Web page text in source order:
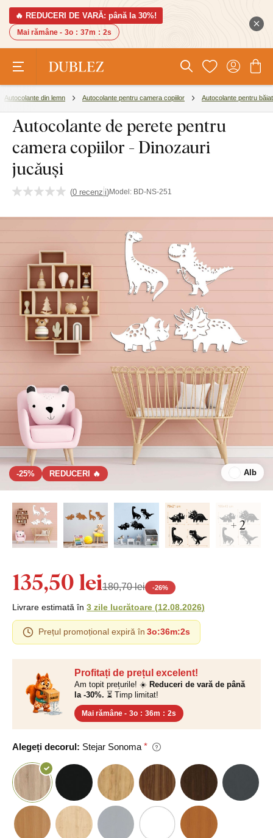
🔥 REDUCERI DE VARĂ: până la 30%!
Mai rămâne - 3o : 37m : 1s
Autocolante din lemn Autocolante pentru camera copiilor Autocolante pentru băiat
Autocolante de perete pentru
camera copiilor - Dinozauri
jucăuși
(0 recenzii)Model: BD-NS-251
-25% REDUCERI 🔥 Alb
+ 2
Profitați de prețul excelent!
Am topit prețurile! ☀️ Reduceri de vară de până
la -30%. ⏳ Timp limitat!
Mai rămâne - 3o : 36m : 1s
Alegeți decorul: Stejar Sonoma
135,50 lei180,70 lei -26%
Livrare estimată în 3 zile lucrătoare (12.08.2026)
Prețul promoțional expiră în 3o:36m:1s